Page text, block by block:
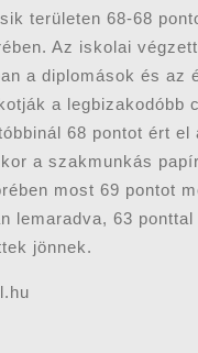
területen 68-68
Az iskolai
a diplomások és az
a legbizakodóbb
68 pontot ért el
a szakmunkás
most 69 pontot
lemaradva, 63
jönnek.